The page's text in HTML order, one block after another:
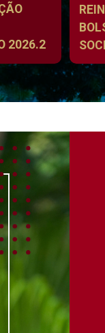
2026.2